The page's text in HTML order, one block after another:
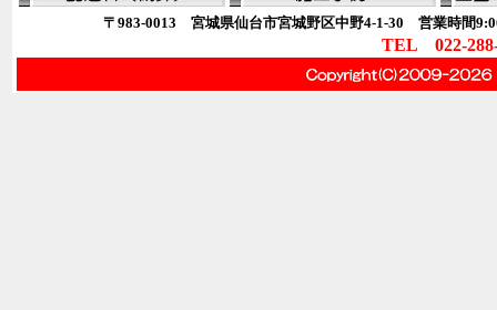
〒983-0013 宮城県仙台市宮城野区中野4-1-30 営業時間
TEL 022-